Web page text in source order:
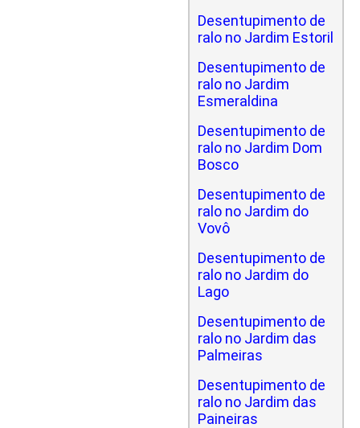
Desentupimento de
ralo no Jardim Estoril
Desentupimento de
ralo no Jardim
Esmeraldina
Desentupimento de
ralo no Jardim Dom
Bosco
Desentupimento de
ralo no Jardim do
Vovô
Desentupimento de
ralo no Jardim do
Lago
Desentupimento de
ralo no Jardim das
Palmeiras
Desentupimento de
ralo no Jardim das
Paineiras